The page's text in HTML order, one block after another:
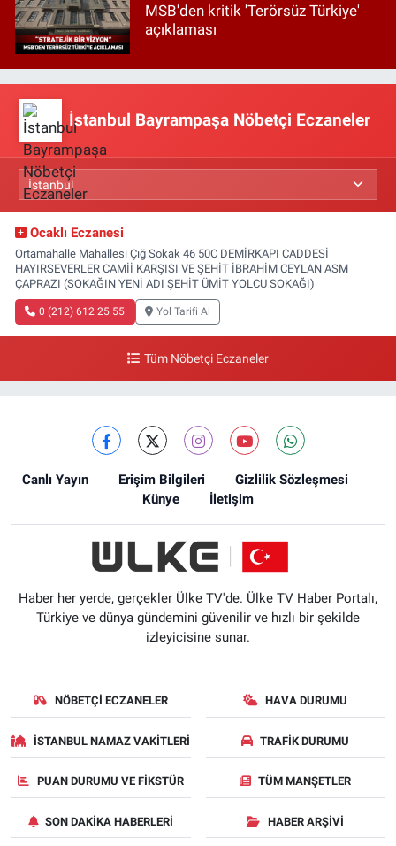
MSB'den kritik 'Terörsüz Türkiye'
açıklaması
İstanbul Bayrampaşa Nöbetçi Eczaneler
Ocaklı Eczanesi
Ortamahalle Mahallesi Çığ Sokak 46 50C DEMİRKAPI CADDESİ
HAYIRSEVERLER CAMİİ KARŞISI VE ŞEHİT İBRAHİM CEYLAN ASM
ÇAPRAZI (SOKAĞIN YENİ ADI ŞEHİT ÜMİT YOLCU SOKAĞI)
0 (212) 612 25 55 Yol Tarifi Al
Tüm Nöbetçi Eczaneler
Canlı Yayın Erişim Bilgileri
Gizlilik Sözleşmesi
Künye
İletişim
Haber her yerde, gerçekler Ülke TV'de. Ülke TV Haber Portalı,
Türkiye ve dünya gündemini güvenilir ve hızlı bir şekilde
izleyicisine sunar.
NÖBETÇI ECZANELER HAVA DURUMU
İSTANBUL NAMAZ VAKITLERI TRAFIK DURUMU
PUAN DURUMU VE FIKSTÜR TÜM MANŞETLER
SON DAKIKA HABERLERI HABER ARŞIVI